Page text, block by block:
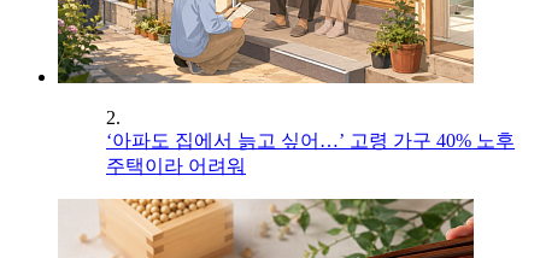
2.
‘아파도 집에서 늙고 싶어…’ 고령 가구 40% 노후
주택이라 어려워